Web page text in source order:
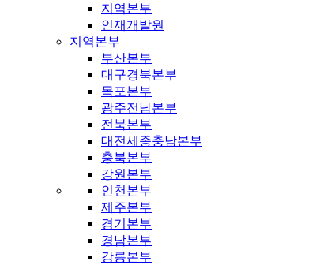
지역본부
인재개발원
지역본부
부산본부
대구경북본부
목포본부
광주전남본부
전북본부
대전세종충남본부
충북본부
강원본부
인천본부
제주본부
경기본부
경남본부
강릉본부